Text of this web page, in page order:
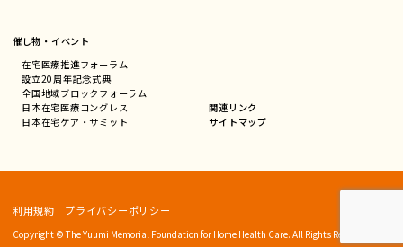
催し物・イベント
在宅医療推進フォーラム
設立20周年記念式典
全国地域ブロックフォーラム
日本在宅医療コングレス
日本在宅ケア・サミット
関連リンク
サイトマップ
利用規約 プライバシーポリシー
Copyright © The Yuumi Memorial Foundation for Home Health Care. All Rights Reserved